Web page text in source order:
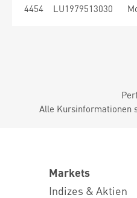
4454 LU1979513030
Alle Kursinformationen
Markets
Indizes & Aktien